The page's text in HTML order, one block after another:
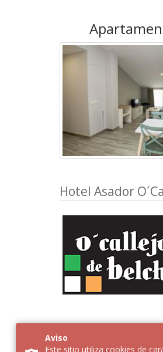
Hotel Asador
Aviso
Este sitio utiliza cookies de